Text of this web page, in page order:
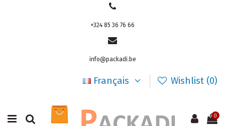
+324 85 36 76 66
info@packadi.be
Français Wishlist (0)
0